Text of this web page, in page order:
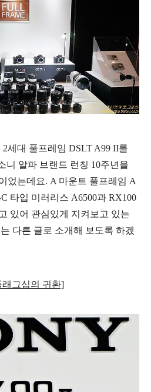
세대 풀프레임 DSLT A99 II를
니 알파 브랜드 런칭 10주년을
었는데요. A 마운트 풀프레임 A
타입 미러리스 A6500과 RX100
있어 관심있게 지켜보고 있는
다른 글로 소개해 보도록 하겠
그십의 귀환]